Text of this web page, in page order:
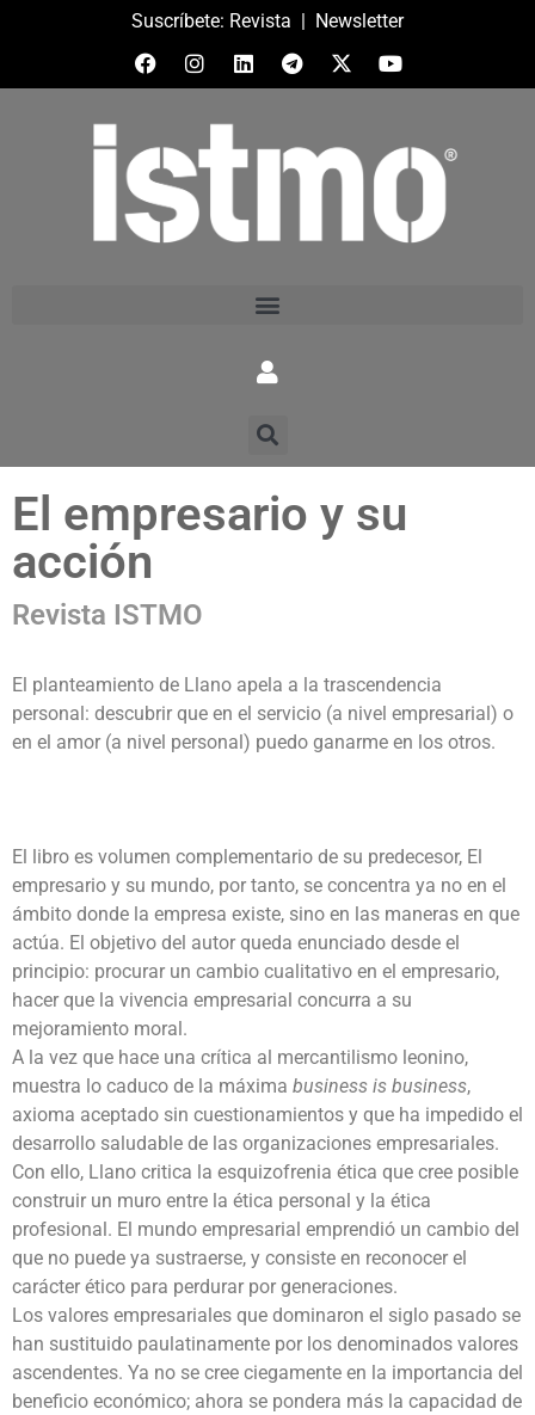
Suscríbete: Revista | Newsletter
El empresario y su
acción
Revista ISTMO
El planteamiento de Llano apela a la trascendencia
personal: descubrir que en el servicio (a nivel empresarial) o
en el amor (a nivel personal) puedo ganarme en los otros.
El libro es volumen complementario de su predecesor, El
empresario y su mundo, por tanto, se concentra ya no en el
ámbito donde la empresa existe, sino en las maneras en que
actúa. El objetivo del autor queda enunciado desde el
principio: procurar un cambio cualitativo en el empresario,
hacer que la vivencia empresarial concurra a su
mejoramiento moral.
A la vez que hace una crítica al mercantilismo leonino,
muestra lo caduco de la máxima business is business,
axioma aceptado sin cuestionamientos y que ha impedido el
desarrollo saludable de las organizaciones empresariales.
Con ello, Llano critica la esquizofrenia ética que cree posible
construir un muro entre la ética personal y la ética
profesional. El mundo empresarial emprendió un cambio del
que no puede ya sustraerse, y consiste en reconocer el
carácter ético para perdurar por generaciones.
Los valores empresariales que dominaron el siglo pasado se
han sustituido paulatinamente por los denominados valores
ascendentes. Ya no se cree ciegamente en la importancia del
beneficio económico; ahora se pondera más la capacidad de